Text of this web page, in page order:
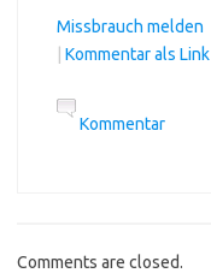
Missbrauch melden
Kommentar als Link
Kommentar
Comments are closed.